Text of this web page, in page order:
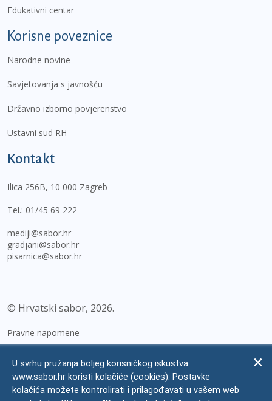
Edukativni centar
Korisne poveznice
Narodne novine
Savjetovanja s javnošću
Državno izborno povjerenstvo
Ustavni sud RH
Kontakt
Ilica 256B, 10 000 Zagreb
Tel.: 01/45 69 222
mediji@sabor.hr
gradjani@sabor.hr
pisarnica@sabor.hr
© Hrvatski sabor, 2026
Pravne napomene
Zaštita osobnih podataka
Impressum
U svrhu pružanja boljeg korisničkog iskustva
www.sabor.hr koristi kolačiće (cookies). Postavke
kolačića možete kontrolirati i prilagođavati u vašem web